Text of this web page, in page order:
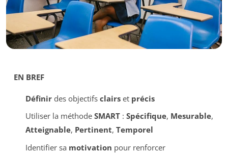
EN BREF
Définirdes objectifs clairset précis
Utiliser la méthode SMART: Spécifique, Mesurable,
Atteignable, Pertinent, Temporel
Identifier sa motivation pour renforcer